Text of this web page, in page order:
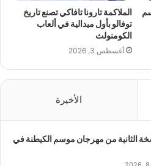
الملاكمة تارونا تافاكي تصنع تاريخ
توفالو بأول ميدالية في ألعاب
الكومنولث
أغسطس 3, 2026
الأخيرة
الثانية من مهرجان موسم الكيطنة في